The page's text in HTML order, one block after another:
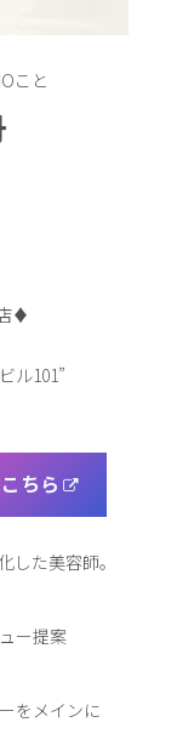
こと
♦︎
ル101”
ちら
した美容師。
ー提案
をメインに